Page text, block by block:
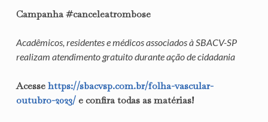
Campanha #canceleatrombose
Acadêmicos, residentes e médicos associados à SBACV-SP
realizam atendimento gratuito durante ação de cidadania
Acessehttps://sbacvsp.com.br/folha-vascular-
outubro-2023/e confira todas as matérias!